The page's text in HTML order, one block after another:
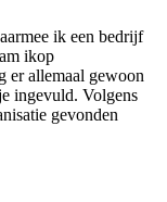
ik een bedrijf
ikop
er allemaal gewoon
ingevuld. Volgens
gevonden